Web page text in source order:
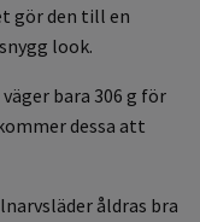
gör den till en
look.
bara 306 g för
dessa att
åldras bra